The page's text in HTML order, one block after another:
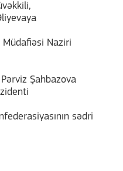
Naziri
Şahbazova
sədri